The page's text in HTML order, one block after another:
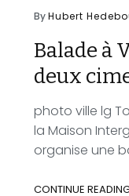
ByHubert
Balade à
deux
photo ville lg
la Maison
organise une
CONTINUE